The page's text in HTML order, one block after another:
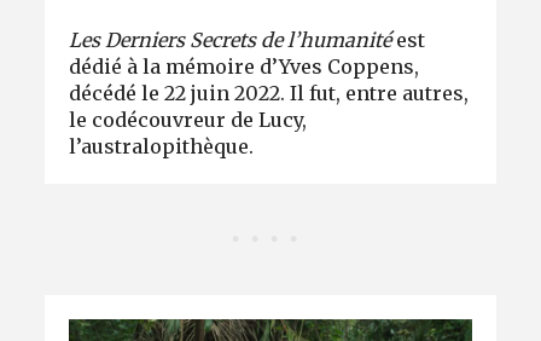
Les Derniers Secrets de l’humanitéest
dédié à la mémoire d’Yves Coppens,
décédé le 22 juin 2022. Il fut, entre autres,
le codécouvreur de Lucy,
l’australopithèque.